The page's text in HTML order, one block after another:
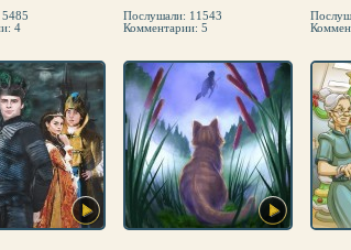
4
Послушали: 11543
Комментарии: 5